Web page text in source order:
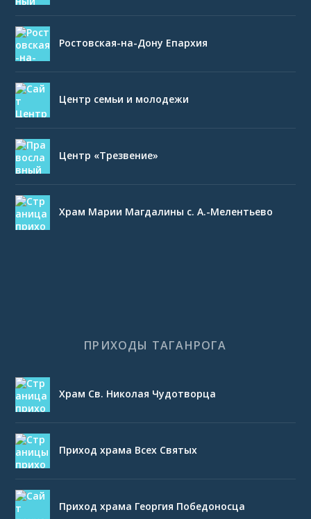
Ростовская-на-Дону Епархия
Центр семьи и молодежи
Центр «Трезвение»
Храм Марии Магдалины с. А.-Мелентьево
ПРИХОДЫ ТАГАНРОГА
Храм Св. Николая Чудотворца
Приход храма Всех Святых
Приход храма Георгия Победоносца